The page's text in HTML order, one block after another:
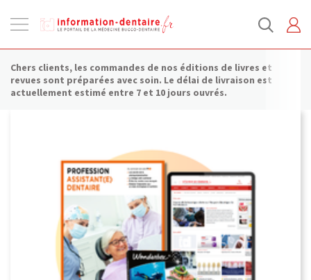
la
Chers clients, les commandes de nos éditions de livres et
revues sont préparées avec soin. Le délai de livraison est
actuellement estimé entre 7 et 10 jours ouvrés.